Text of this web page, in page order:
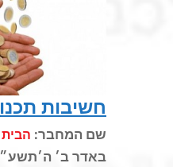
חשיבות
שם המחבר: הבית
באדר ב׳ ה׳תשע״ט (מרץ